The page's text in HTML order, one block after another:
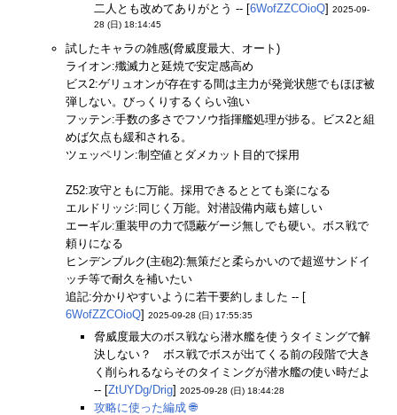
二人とも改めてありがとう -- [6WofZZCOioQ] 2025-09-
28 (日) 18:14:45
試したキャラの雑感(脅威度最大、オート)
ライオン:殲滅力と延焼で安定感高め
ビス2:ゲリュオンが存在する間は主力が発覚状態でもほぼ被
弾しない。びっくりするくらい強い
フッテン:手数の多さでフソウ指揮艦処理が捗る。ビス2と組
めば欠点も緩和される。
ツェッペリン:制空値とダメカット目的で採用
Z52:攻守ともに万能。採用できるととても楽になる
エルドリッジ:同じく万能。対潜設備内蔵も嬉しい
エーギル:重装甲の力で隠蔽ゲージ無しでも硬い。ボス戦で
頼りになる
ヒンデンブルク(主砲2):無策だと柔らかいので超巡サンドイ
ッチ等で耐久を補いたい
追記:分かりやすいように若干要約しました -- [
6WofZZCOioQ] 2025-09-28 (日) 17:55:35
脅威度最大のボス戦なら潜水艦を使うタイミングで解
決しない？ ボス戦でボスが出てくる前の段階で大き
く削られるならそのタイミングが潜水艦の使い時だよ
-- [ZtUYDg/Drig] 2025-09-28 (日) 18:44:28
攻略に使った編成 🌐